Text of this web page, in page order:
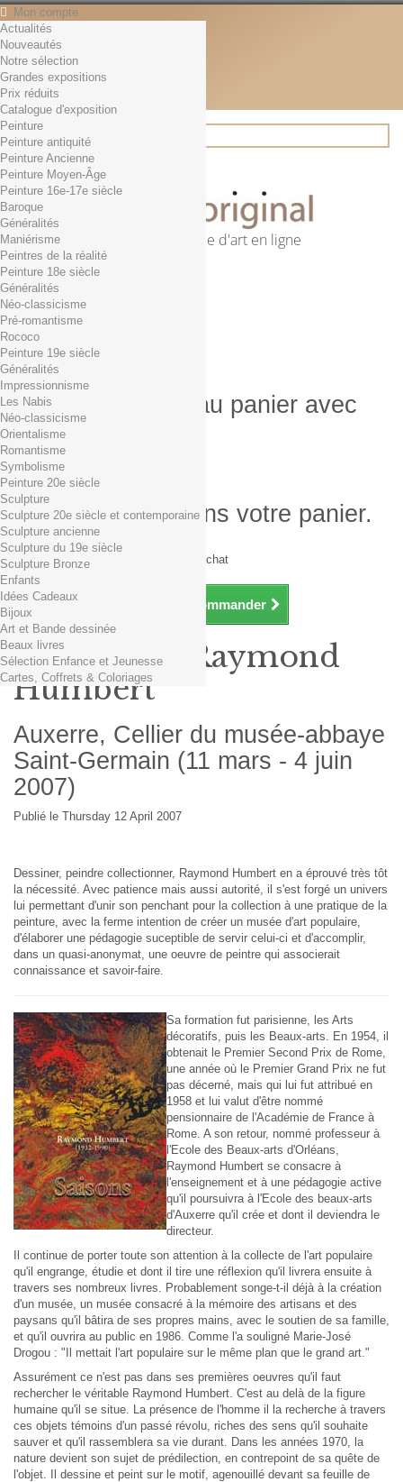
Mon compte
Contact
Français
English
Français
Actualités
Rechercher
Première librairie d'art en ligne
Panier (vide)
Aucun produit
0,01€ dès 29€ d'achat
0,00 € Total
Commander
Produit ajouté au panier avec
succès
Quantité
Total
Il y a 1 produit dans votre panier.
Total produits TTC
Frais de port TTC
0,01€ dès 29€ d'achat
Total TTC
Continuer mes achats Commander
Actualités
Nouveautés
Notre sélection
Grandes expositions
Prix réduits
Catalogue d'exposition
Peinture
Peinture antiquité
Peinture Ancienne
Peinture Moyen-Âge
Peinture 16e-17e siècle
Baroque
Généralités
Maniérisme
Peintres de la réalité
Peinture 18e siècle
Généralités
Néo-classicisme
Pré-romantisme
Rococo
Peinture 19e siècle
Généralités
Impressionnisme
Les Nabis
Néo-classicisme
Orientalisme
Romantisme
Symbolisme
Peinture 20e siècle
Sculpture
Sculpture 20e siècle et contemporaine
Sculpture ancienne
Sculpture du 19e siècle
Sculpture Bronze
Enfants
Idées Cadeaux
Bijoux
Art et Bande dessinée
Beaux livres
Sélection Enfance et Jeunesse
Cartes, Coffrets & Coloriages
Exposition Raymond
Humbert
Auxerre, Cellier du musée-abbaye
Saint-Germain (11 mars - 4 juin
2007)
Publié le Thursday 12 April 2007
Dessiner, peindre collectionner, Raymond Humbert en a éprouvé très tôt
la nécessité. Avec patience mais aussi autorité, il s'est forgé un univers
lui permettant d'unir son penchant pour la collection à une pratique de la
peinture, avec la ferme intention de créer un musée d'art populaire,
d'élaborer une pédagogie suceptible de servir celui-ci et d'accomplir,
dans un quasi-anonymat, une oeuvre de peintre qui associerait
connaissance et savoir-faire.
Sa formation fut parisienne, les Arts
décoratifs, puis les Beaux-arts. En 1954, il
obtenait le Premier Second Prix de Rome,
une année où le Premier Grand Prix ne fut
pas décerné, mais qui lui fut attribué en
1958 et lui valut d'être nommé
pensionnaire de l'Académie de France à
Rome. A son retour, nommé professeur à
l'Ecole des Beaux-arts d'Orléans,
Raymond Humbert se consacre à
l'enseignement et à une pédagogie active
qu'il poursuivra à l'Ecole des beaux-arts
d'Auxerre qu'il crée et dont il deviendra le
directeur.
Il continue de porter toute son attention à la collecte de l'art populaire
qu'il engrange, étudie et dont il tire une réflexion qu'il livrera ensuite à
travers ses nombreux livres. Probablement songe-t-il déjà à la création
d'un musée, un musée consacré à la mémoire des artisans et des
paysans qu'il bâtira de ses propres mains, avec le soutien de sa famille,
et qu'il ouvrira au public en 1986. Comme l'a souligné Marie-José
Drogou : "Il mettait l'art populaire sur le même plan que le grand art."
Assurément ce n'est pas dans ses premières oeuvres qu'il faut
rechercher le véritable Raymond Humbert. C'est au delà de la figure
humaine qu'il se situe. La présence de l'homme il la recherche à travers
ces objets témoins d'un passé révolu, riches des sens qu'il souhaite
sauver et qu'il rassemblera sa vie durant. Dans les années 1970, la
nature devient son sujet de prédilection, en contrepoint de sa quête de
l'objet. Il dessine et peint sur le motif, agenouillé devant sa feuille de